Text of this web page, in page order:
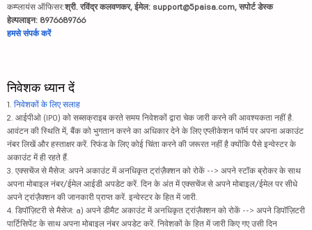
कम्प्लायंस ऑफिसर:श्री. रविंद्र कलवणकर, ईमेल: support@5paisa.com, सपोर्ट डेस्क
हेल्पलाइन: 8976689766
हमसे संपर्क करें
निवेशक ध्यान दें
1. निवेशकों के लिए सलाह
2. आईपीओ (IPO) को सब्सक्राइब करते समय निवेशकों द्वारा चेक जारी करने की आवश्यकता नहीं है.
आवंटन की स्थिति में, बैंक को भुगतान करने का अधिकार देने के लिए एप्लीकेशन फॉर्म पर अपना अकाउंट
नंबर लिखें और हस्ताक्षर करें. रिफंड के लिए कोई चिंता करने की जरूरत नहीं है क्योंकि पैसे इन्वेस्टर के
अकाउंट में ही रहते हैं.
3. एक्सचेंज से मैसेज: अपने अकाउंट में अनधिकृत ट्रांज़ैक्शन को रोकें --> अपने स्टॉक ब्रोकर के साथ
अपना मोबाइल नंबर/ईमेल आईडी अपडेट करें. दिन के अंत में एक्सचेंज से अपने मोबाइल/ईमेल पर सीधे
अपने ट्रांज़ैक्शन की जानकारी प्राप्त करें. इन्वेस्टर के हित में जारी.
4. डिपॉज़िटरी से मैसेज: a) अपने डीमैट अकाउंट में अनधिकृत ट्रांज़ैक्शन को रोकें --> अपने डिपॉज़िटरी
पार्टिसिपेंट के साथ अपना मोबाइल नंबर अपडेट करें. निवेशकों के हित में जारी किए गए उसी दिन